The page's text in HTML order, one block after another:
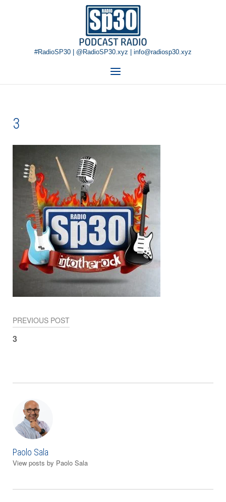
Home
#RadioSP30 | @RadioSP30.xyz | info@radiosp30.xyz
Menu
3
Navigazione
PREVIOUS POST
3
Paolo Sala
View posts by Paolo Sala